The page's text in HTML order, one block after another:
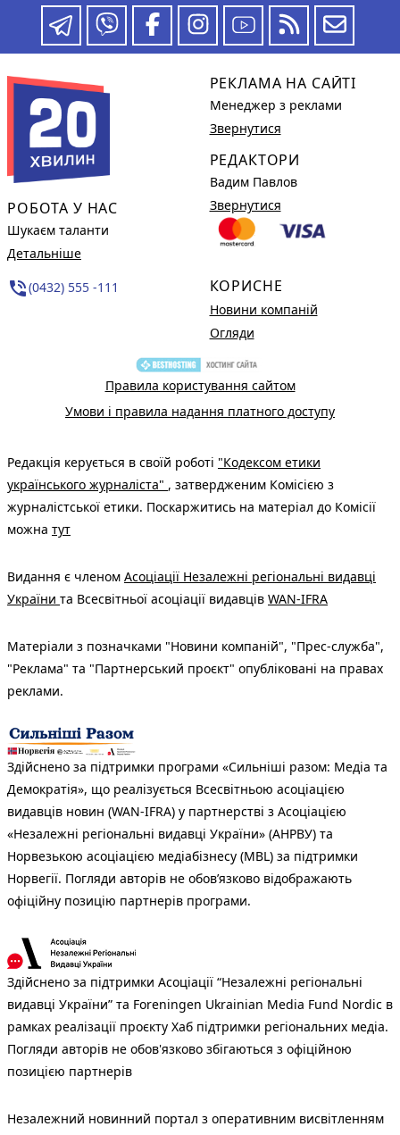
РОБОТА У НАС
Шукаєм таланти
Детальніше
phone_in_talk(0432) 555 -111
РЕКЛАМА НА САЙТІ
Менеджер з реклами
Звернутися
РЕДАКТОРИ
Вадим Павлов
Звернутися
КОРИСНЕ
Новини компаній
Огляди
Правила користування сайтом
Умови і правила надання платного доступу
Редакція керується в своїй роботі "Кодексом етики
українського журналіста" , затвердженим Комісією з
журналістської етики. Поскаржитись на матеріал до Комісії
можна тут
Видання є членом Асоціації Незалежні регіональні видавці
України та Всесвітньої асоціації видавців WAN-IFRA
Матеріали з позначками "Новини компаній", "Прес-служба",
"Реклама" та "Партнерський проєкт" опубліковані на правах
реклами.
Здійснено за підтримки програми «Сильніші разом: Медіа та
Демократія», що реалізується Всесвітньою асоціацією
видавців новин (WAN-IFRA) у партнерстві з Асоціацією
«Незалежні регіональні видавці України» (АНРВУ) та
Норвезькою асоціацією медіабізнесу (MBL) за підтримки
Норвегії. Погляди авторів не обов’язково відображають
офіційну позицію партнерів програми.
Здійснено за підтримки Асоціації “Незалежні регіональні
видавці України” та Foreningen Ukrainian Media Fund Nordic в
рамках реалізації проєкту Хаб підтримки регіональних медіа.
Погляди авторів не обов'язково збігаються з офіційною
позицією партнерів
Незалежний новинний портал з оперативним висвітленням